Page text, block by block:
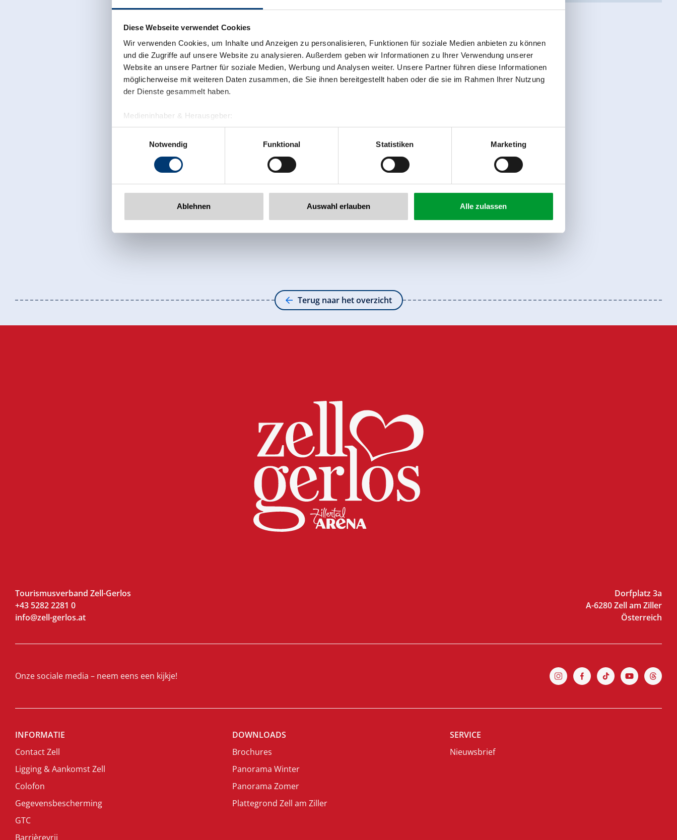
Diese Webseite verwendet Cookies
Wir verwenden Cookies, um Inhalte und Anzeigen zu personalisieren, Funktionen für soziale Medien anbieten zu können
und die Zugriffe auf unsere Website zu analysieren. Außerdem geben wir Informationen zu Ihrer Verwendung unserer
Website an unsere Partner für soziale Medien, Werbung und Analysen weiter. Unsere Partner führen diese Informationen
möglicherweise mit weiteren Daten zusammen, die Sie ihnen bereitgestellt haben oder die sie im Rahmen Ihrer Nutzung
der Dienste gesammelt haben.
Medieninhaber & Herausgeber:
Zeller Bergbahnen Zillertal GmbH & Co KG
Rohr 23// A-6280 Zell am Ziller
www.zillertalarena.com
Notwendig
Funktional Statistiken Marketing
Ablehnen Auswahl erlauben Alle zulassen
Terug naar het overzicht
Tourismusverband Zell-Gerlos
+43 5282 2281 0
info@zell-gerlos.at
Dorfplatz 3a
A-6280 Zell am Ziller
Österreich
Onze sociale media – neem eens een kijkje!
INFORMATIE
Contact Zell
Ligging & Aankomst Zell
Colofon
Gegevensbescherming
GTC
Barrièrevrij
DOWNLOADS
Brochures
Panorama Winter
Panorama Zomer
Plattegrond Zell am Ziller
SERVICE
Nieuwsbrief